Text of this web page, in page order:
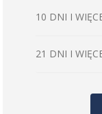
10 DNI I
21 DNI I